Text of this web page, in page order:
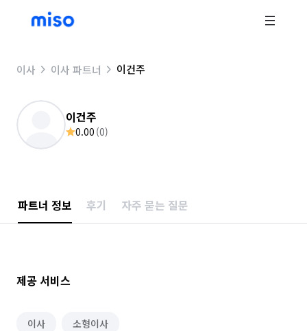
이사 이사 파트너 이건주
이건주
0.00 (0)
파트너 정보 후기 자주 묻는 질문
제공 서비스
이사 소형이사